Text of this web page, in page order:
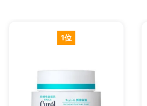
1位